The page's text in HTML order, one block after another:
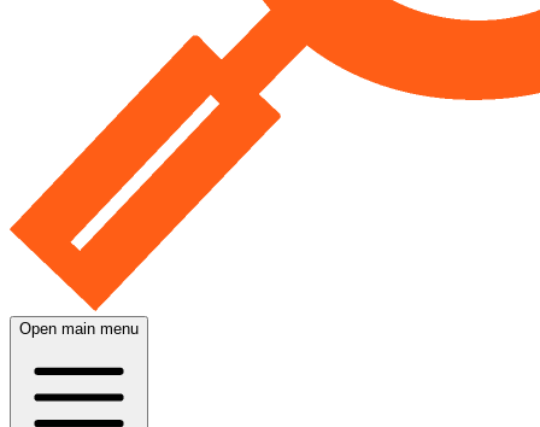
Open main menu